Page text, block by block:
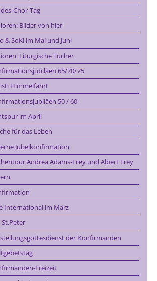
Chor-Tag
Bilder von hier
& SoKi im Mai und Juni
Liturgische Tücher
65/70/75
Himmelfahrt
50 / 60
im April
für das Leben
Jubelkonfirmation
Andrea Adams-Frey und Albert Frey
International im März
St.Peter
der Konfirmanden
Freizeit